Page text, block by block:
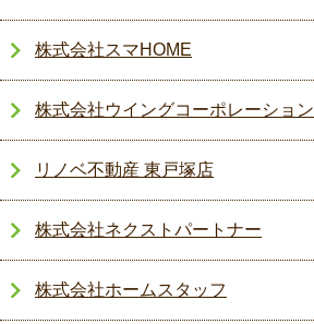
株式会社スマHOME
株式会社ウイングコーポレーション
リノベ不動産 東戸塚店
株式会社ネクストパートナー
株式会社ホームスタッフ